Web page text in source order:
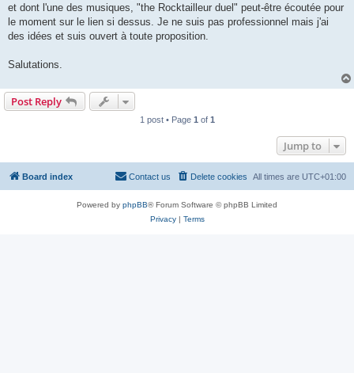
et dont l'une des musiques, "the Rocktailleur duel" peut-être écoutée pour
le moment sur le lien si dessus. Je ne suis pas professionnel mais j'ai
des idées et suis ouvert à toute proposition.
Salutations.
Post Reply
1 post • Page 1 of 1
Jump to
Board index All times are UTC+01:00
Delete cookies
Contact us
Powered by phpBB® Forum Software © phpBB Limited
Privacy| Terms